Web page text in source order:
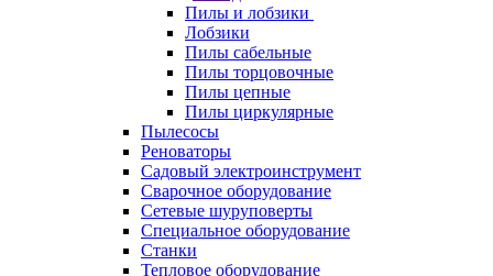
Пилы и лобзики
Лобзики
Пилы сабельные
Пилы торцовочные
Пилы цепные
Пилы циркулярные
Пылесосы
Реноваторы
Садовый электроинструмент
Сварочное оборудование
Сетевые шуруповерты
Специальное оборудование
Станки
Тепловое оборудование